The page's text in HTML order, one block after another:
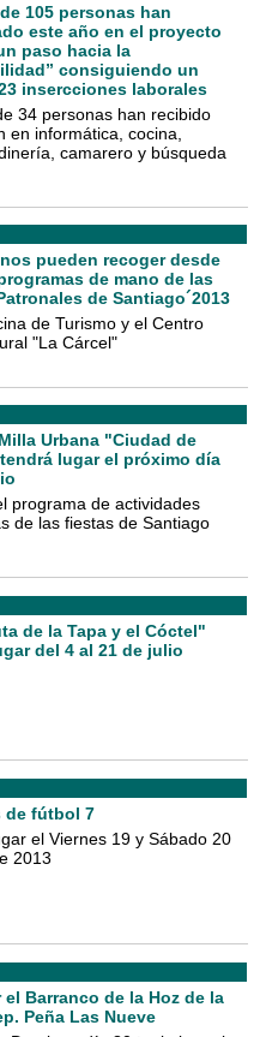
105 personas han
este año en el proyecto
paso hacia la
consiguiendo un
insercciones laborales
34 personas han recibido
en informática, cocina,
camarero y búsqueda
pueden recoger desde
de mano de las
de Santiago´2013
de Turismo y el Centro
"La Cárcel"
Urbana "Ciudad de
lugar el próximo día
programa de actividades
de las fiestas de Santiago
de la Tapa y el Cóctel"
del 4 al 21 de julio
de fútbol 7
el Viernes 19 y Sábado 20
2013
el Barranco de la Hoz de la
Peña Las Nueve